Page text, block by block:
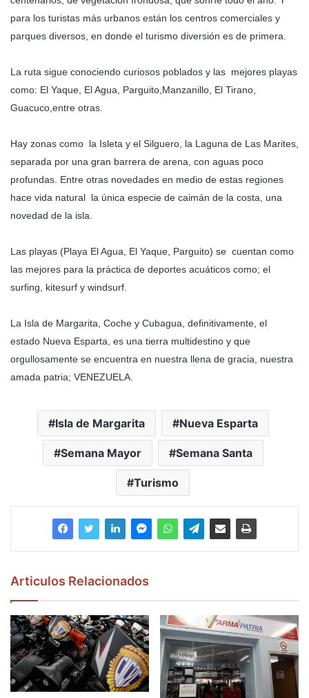
para los turistas más urbanos están los centros comerciales y
parques diversos, en donde el turismo diversión es de primera.
La ruta sigue conociendo curiosos poblados y las mejores playas
como: El Yaque, El Agua, Parguito,Manzanillo, El Tirano,
Guacuco,entre otras.
Hay zonas como la Isleta y el Silguero, la Laguna de Las Marites,
separada por una gran barrera de arena, con aguas poco
profundas. Entre otras novedades en medio de estas regiones
hace vida natural la única especie de caimán de la costa, una
novedad de la isla.
Las playas (Playa El Agua, El Yaque, Parguito) se cuentan como
las mejores para la práctica de deportes acuáticos como; el
surfing, kitesurf y windsurf.
La Isla de Margarita, Coche y Cubagua, definitivamente, el
estado Nueva Esparta, es una tierra multidestino y que
orgullosamente se encuentra en nuestra llena de gracia, nuestra
amada patria; VENEZUELA.
Isla de Margarita Nueva Esparta
Semana Mayor Semana Santa
Turismo
Articulos Relacionados